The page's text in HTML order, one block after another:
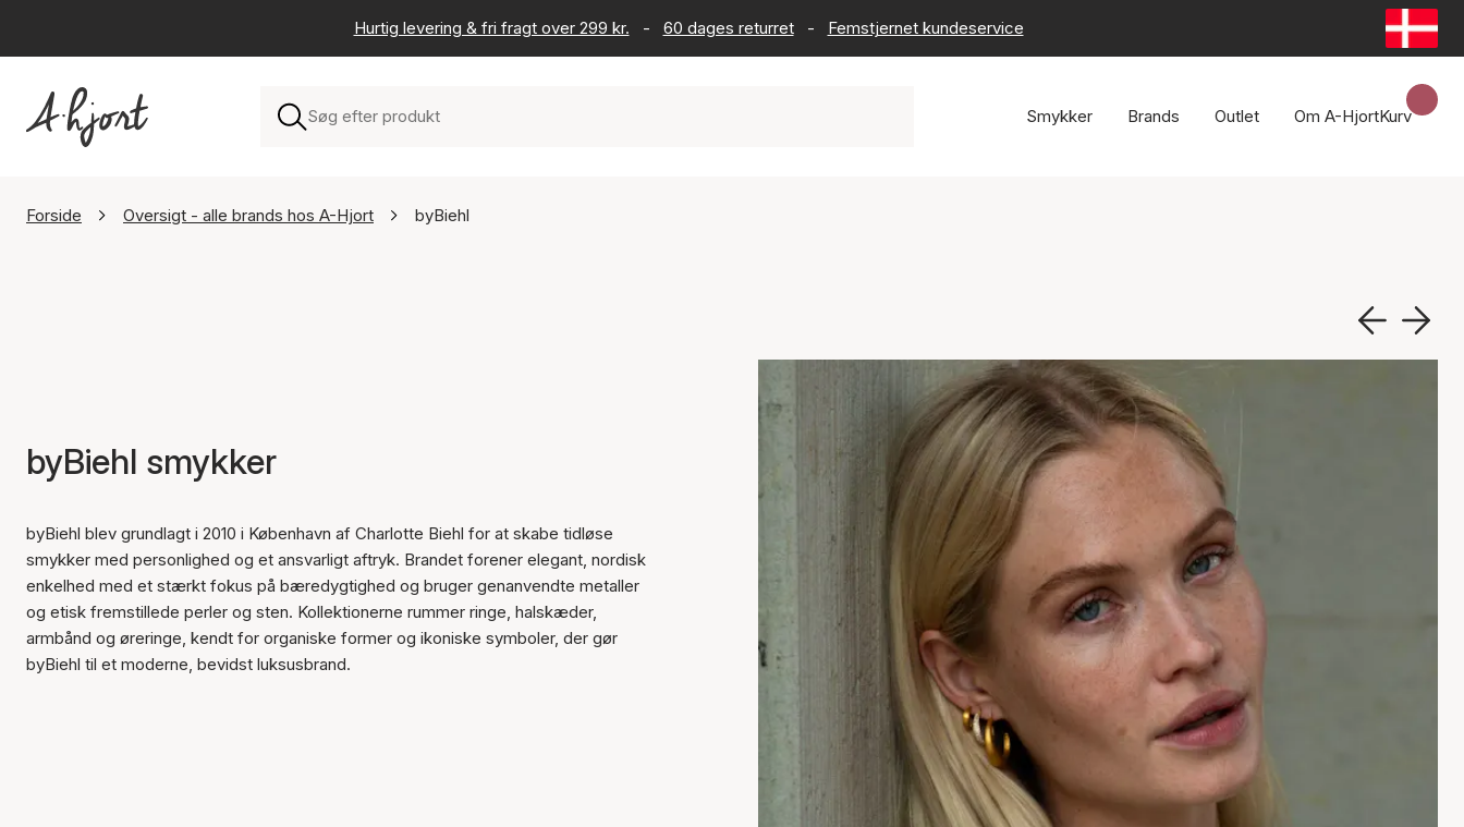
Hurtig levering & fri fragt over 299 kr. - 60 dages returret - Femstjernet kundeservice
Smykker Brands Outlet Om A-HjortKurv
Forside Oversigt - alle brands hos A-Hjort byBiehl
byBiehl smykker
byBiehl blev grundlagt i 2010 i København af Charlotte Biehl for at skabe tidløse
smykker med personlighed og et ansvarligt aftryk. Brandet forener elegant, nordisk
enkelhed med et stærkt fokus på bæredygtighed og bruger genanvendte metaller
og etisk fremstillede perler og sten. Kollektionerne rummer ringe, halskæder,
armbånd og øreringe, kendt for organiske former og ikoniske symboler, der gør
byBiehl til et moderne, bevidst luksusbrand.